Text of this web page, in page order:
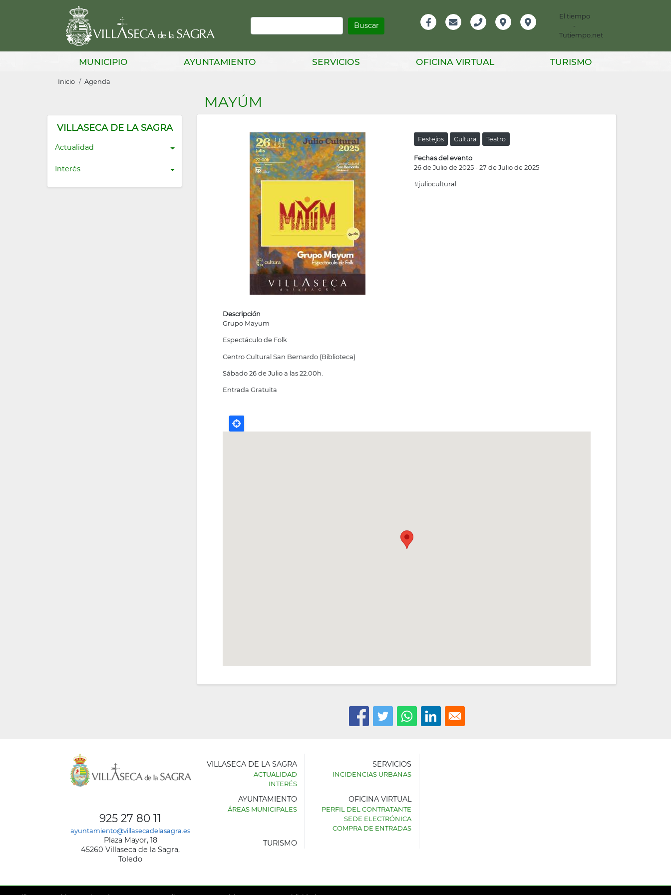
Buscar
Información
El tiempo
-
Tutiempo.net
MUNICIPIO AYUNTAMIENTO SERVICIOS OFICINA VIRTUAL TURISMO
Sobrescribir
de
ayuda
a
la
Inicio Agenda
VILLASECA DE LA SAGRA
Actualidad
Interés
MAYÚM
Festejos Cultura Teatro
Fechas del evento
26 de Julio de 2025-27 de Julio de 2025
#juliocultural
Descripción
Grupo Mayum
Espectáculo de Folk
Centro Cultural San Bernardo (Biblioteca)
Sábado 26 de Julio a las 22.00h.
Entrada Gratuita
925 27 80 11
ayuntamiento@villasecadelasagra.es
Plaza Mayor, 18
45260 Villaseca de la Sagra,
Toledo
AYUNTAMIENTO
VILLASECA DE LA SAGRA
ACTUALIDAD
INTERÉS
SERVICIOS
INCIDENCIAS URBANAS
AYUNTAMIENTO
ÁREAS MUNICIPALES
OFICINA VIRTUAL
PERFIL DEL CONTRATANTE
SEDE ELECTRÓNICA
COMPRA DE ENTRADAS
TURISMO